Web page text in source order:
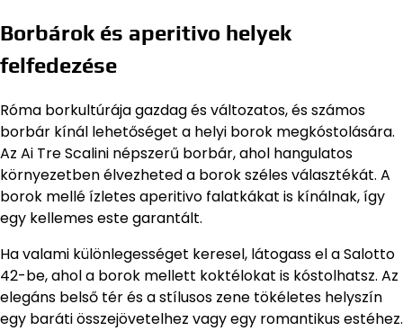
Borbárok és aperitivo helyek
felfedezése
Róma borkultúrája gazdag és változatos, és számos
borbár kínál lehetőséget a helyi borok megkóstolására.
Az Ai Tre Scalini népszerű borbár, ahol hangulatos
környezetben élvezheted a borok széles választékát. A
borok mellé ízletes aperitivo falatkákat is kínálnak, így
egy kellemes este garantált.
Ha valami különlegességet keresel, látogass el a Salotto
42-be, ahol a borok mellett koktélokat is kóstolhatsz. Az
elegáns belső tér és a stílusos zene tökéletes helyszín
egy baráti összejövetelhez vagy egy romantikus estéhez.